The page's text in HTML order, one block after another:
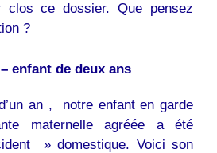
clos ce dossier. Que pensez
?
enfant de deux ans
an , notre enfant en garde
maternelle agréée a été
» domestique. Voici son